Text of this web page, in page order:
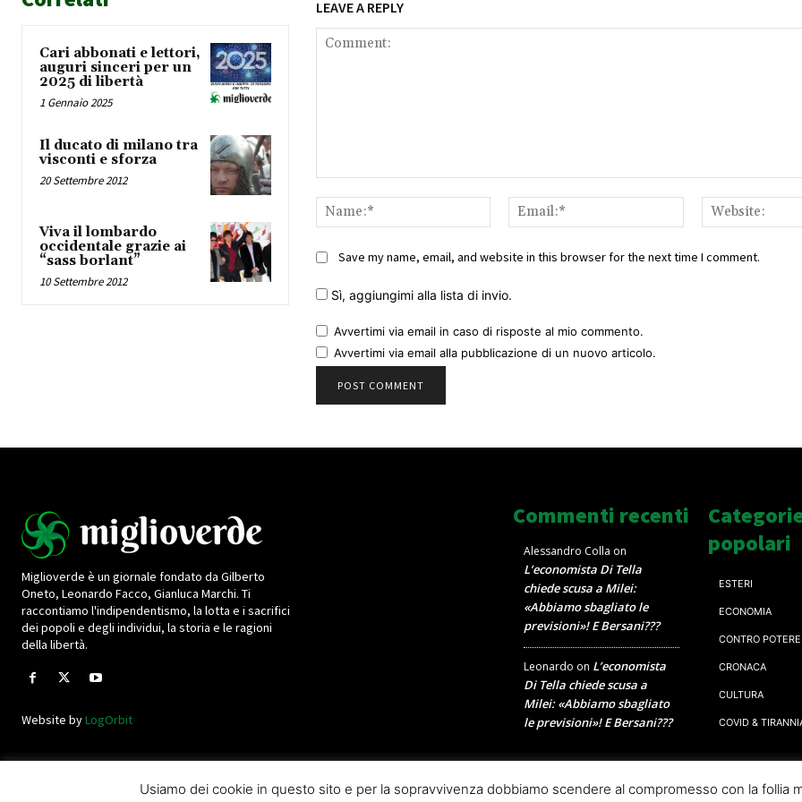
Cari abbonati e lettori,
auguri sinceri per un
2025 di libertà
1 Gennaio 2025
Il ducato di milano tra
visconti e sforza
20 Settembre 2012
Viva il lombardo
occidentale grazie ai
“sass borlant”
10 Settembre 2012
LEAVE A REPLY
Name:*
Email:*
Save my name, email, and website in this browser for the next time I comment.
Sì, aggiungimi alla lista di invio.
Avvertimi via email in caso di risposte al mio commento.
Avvertimi via email alla pubblicazione di un nuovo articolo.
Miglioverde è un giornale fondato da Gilberto
Oneto, Leonardo Facco, Gianluca Marchi. Ti
raccontiamo l'indipendentismo, la lotta e i sacrifici
dei popoli e degli individui, la storia e le ragioni
della libertà.
Website byLogOrbit
Commenti recenti
Alessandro Colla on
L’economista Di Tella
chiede scusa a Milei:
«Abbiamo sbagliato le
previsioni»! E Bersani???
Leonardo on L’economista
Di Tella chiede scusa a
Milei: «Abbiamo sbagliato
le previsioni»! E Bersani???
popolari
ESTERI
ECONOMIA
CONTRO POTERE
CRONACA
CULTURA
COVID &
Usiamo dei cookie in questo sito e per la sopravvivenza dobbiamo scendere al compromesso con la follia